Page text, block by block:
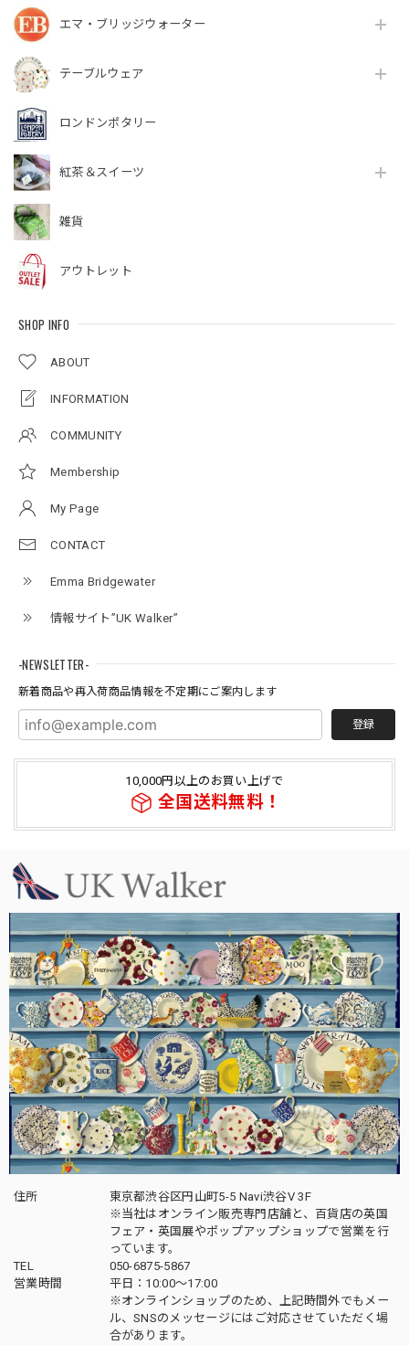
エマ・ブリッジウォーター
テーブルウェア
ロンドンポタリー
紅茶＆スイーツ
雑貨
アウトレット
SHOP INFO
ABOUT
INFORMATION
COMMUNITY
Membership
My Page
CONTACT
Emma Bridgewater
情報サイト”UK Walker”
-NEWSLETTER-
新着商品や再入荷商品情報を不定期にご案内します
登録
10,000円以上のお買い上げで
全国送料無料！
住所
東京都渋谷区円山町5-5 Navi渋谷V 3F
※当社はオンライン販売専門店舗と、百貨店の英国
フェア・英国展やポップアップショップで営業を行
っています。
TEL
050-6875-5867
営業時間
平日：10:00～17:00
※オンラインショップのため、上記時間外でもメー
ル、SNSのメッセージにはご対応させていただく場
合があります。